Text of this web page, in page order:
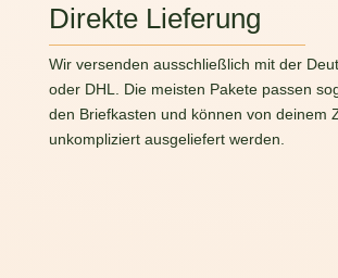
Direkte Lieferung
Wir versenden ausschließlich mit der
oder DHL. Die meisten Pakete passen
den Briefkasten und können von deinem
unkompliziert ausgeliefert werden.